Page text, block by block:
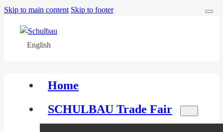
Skip to main content Skip to footer
English
Home
SCHULBAU Trade Fair